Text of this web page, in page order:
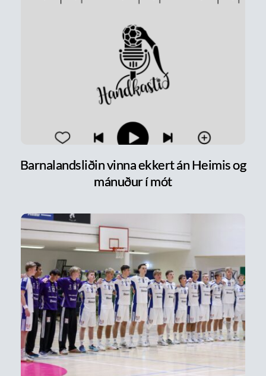
Barnalandsliðin vinna ekkert án Heimis og
mánuður í mót